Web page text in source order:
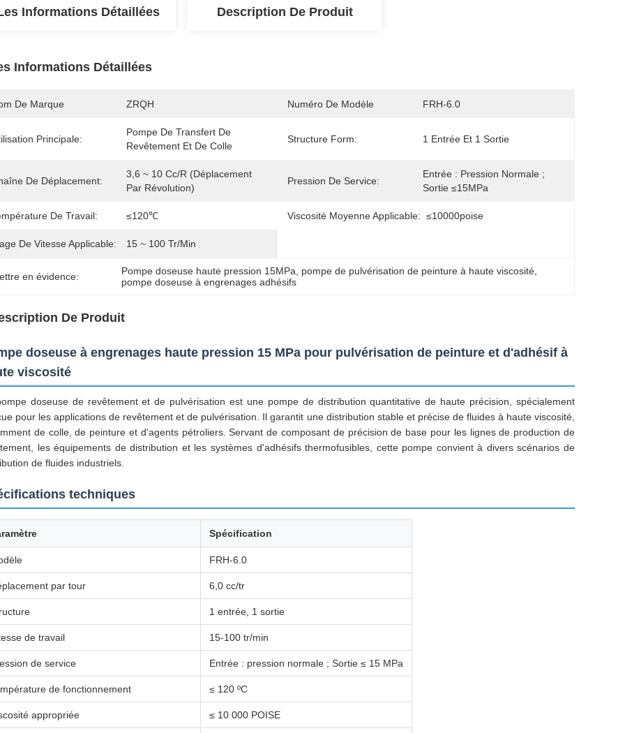
Informations Détaillées Description De Produit
Informations Détaillées
De Marque ZRQH Numéro De Modèle FRH-6.0
Principale:
Pompe De Transfert De
Revêtement Et De Colle
Structure Form: 1 Entrée Et 1 Sortie
De Déplacement:
3,6 ~ 10 Cc/R (déplacement
Par Révolution)
Pression De Service:
Entrée : Pression Normale ;
Sortie ≤15MPa
De Travail: ≤120℃ Viscosité Moyenne Applicable: ≤10000poise
De Vitesse Applicable: 15 ~ 100 Tr/min
en évidence: Pompe doseuse haute pression 15MPa pompe de pulvérisation de peinture à haute viscosité
pompe doseuse à engrenages adhésifs
De Produit
doseuse à engrenages haute pression 15 MPa pour pulvérisation de peinture et d'adhésif à
viscosité
doseuse de revêtement et de pulvérisation est une pompe de distribution quantitative de haute précision, spécialement
pour les applications de revêtement et de pulvérisation. Il garantit une distribution stable et précise de fluides à haute viscosité,
de colle, de peinture et d'agents pétroliers. Servant de composant de précision de base pour les lignes de production de
les équipements de distribution et les systèmes d'adhésifs thermofusibles, cette pompe convient à divers scénarios de
de fluides industriels.
techniques
Spécification
FRH-6.0
par tour 6,0 cc/tr
1 entrée, 1 sortie
de travail 15-100 tr/min
de service Entrée : pression normale ; Sortie ≤ 15 MPa
de fonctionnement ≤ 120 ºC
appropriée ≤ 10 000 POISE